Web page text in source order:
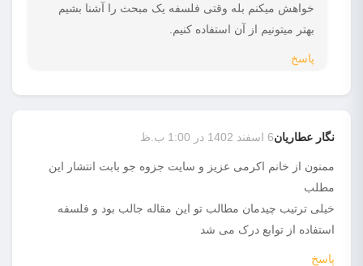
خواهش میکنم بله وقتی فلسفه یک مبحث را آشنا بشیم
بهتر میتونیم از آن استفاده کنیم.
پاسخ
نگار عطاریان6 اسفند 1402 در 1:00 ب.ظ
ممنون از خانم اکرمی عزیز و سایت جزوه جو بابت انتشار این
مطلب
خیلی ترتیب چیدمان مطالب تو این مقاله جالب بود و فلسفه
استفاده از توابع درک می شد
پاسخ